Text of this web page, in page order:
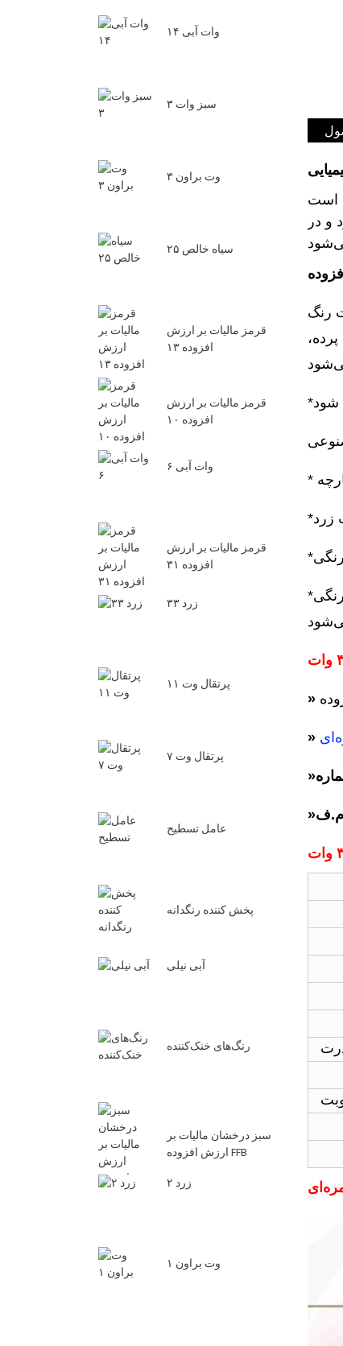
وات آبی ۱۴
سبز وات ۳
وت براون ۳
سیاه خالص ۲۵
قرمز مالیات بر ارزش
افزوده ۱۳
قرمز مالیات بر ارزش
افزوده ۱۰
وات آبی ۶
قرمز مالیات بر ارزش
افزوده ۳۱
زرد ۳۳
پرتقال وت ۱۱
پرتقال وت ۷
عامل تسطیح
پخش کننده رنگدانه
آبی نیلی
رنگ‌های خنک‌کننده
سبز درخشان مالیات بر
ارزش افزوده FFB
زرد ۲
وت براون ۱
و در
رنگ
*برای رنگرزی نخ پنبه‌ای به رنگ زرد و سپس بافتن آن با نخ‌های رنگی دیگر برای تولید پارچه‌های بافته‌شده رنگی
»
»